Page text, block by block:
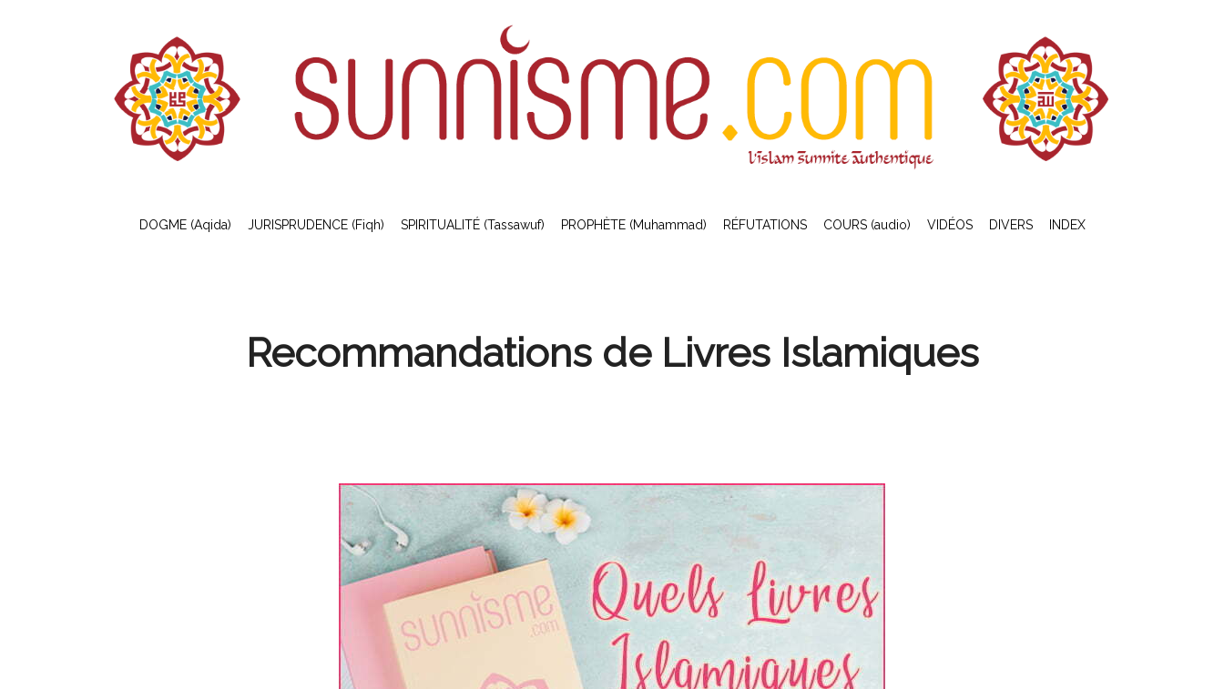
DOGME (Aqida) JURISPRUDENCE (Fiqh) SPIRITUALITÉ (Tassawuf) PROPHÈTE (Muhammad) RÉFUTATIONS COURS (audio) VIDÉOS DIVERS INDEX
Recommandations de Livres Islamiques